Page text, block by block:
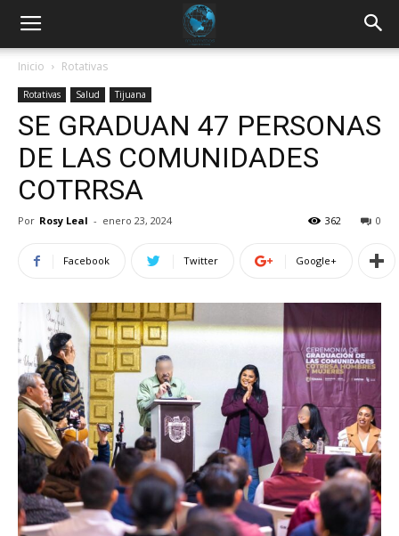
Inicio Rotativas
Rotativas Salud Tijuana
SE GRADUAN 47 PERSONAS
DE LAS COMUNIDADES
COTRRSA
Por Rosy Leal - enero 23, 2024 0
362
Facebook Twitter Google+